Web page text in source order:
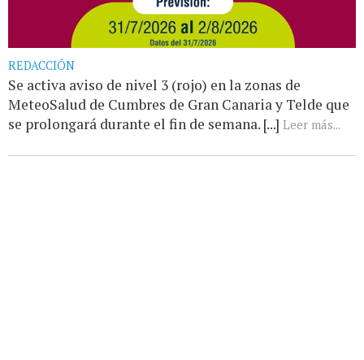
REDACCIÓN
Se activa aviso de nivel 3 (rojo) en la zonas de
MeteoSalud de Cumbres de Gran Canaria y Telde que
se prolongará durante el fin de semana. [...] Leer más...